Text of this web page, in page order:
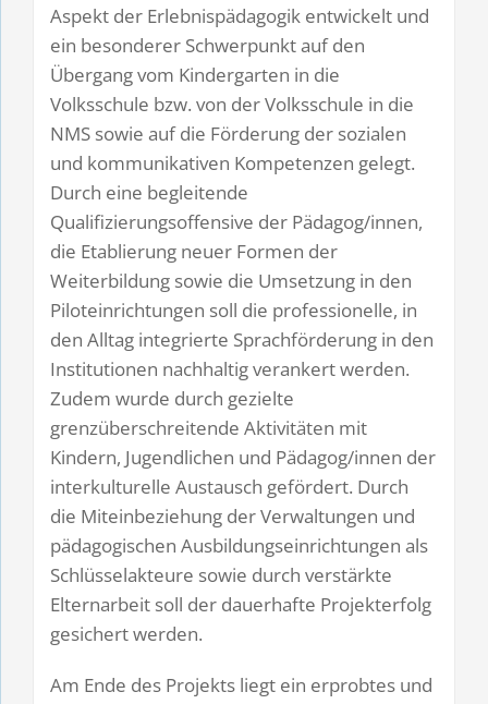
Aspekt der Erlebnispädagogik entwickelt und
ein besonderer Schwerpunkt auf den
Übergang vom Kindergarten in die
Volksschule bzw. von der Volksschule in die
NMS sowie auf die Förderung der sozialen
und kommunikativen Kompetenzen gelegt.
Durch eine begleitende
Qualifizierungsoffensive der Pädagog/innen,
die Etablierung neuer Formen der
Weiterbildung sowie die Umsetzung in den
Piloteinrichtungen soll die professionelle, in
den Alltag integrierte Sprachförderung in den
Institutionen nachhaltig verankert werden.
Zudem wurde durch gezielte
grenzüberschreitende Aktivitäten mit
Kindern, Jugendlichen und Pädagog/innen der
interkulturelle Austausch gefördert. Durch
die Miteinbeziehung der Verwaltungen und
pädagogischen Ausbildungseinrichtungen als
Schlüsselakteure sowie durch verstärkte
Elternarbeit soll der dauerhafte Projekterfolg
gesichert werden.
Am Ende des Projekts liegt ein erprobtes und